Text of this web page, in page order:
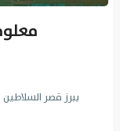
يبرز قصر